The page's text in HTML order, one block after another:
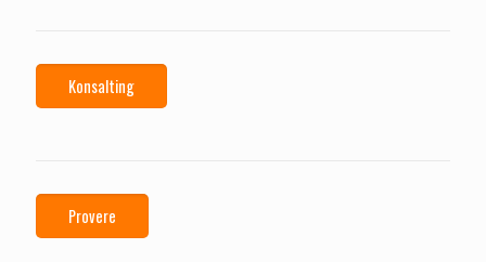
Konsalting
Provere